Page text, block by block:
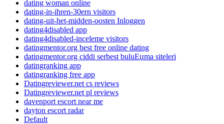
dating woman online
dating-in-ihren-30ern visitors
dating-uit-het-midden-oosten Inloggen
dating4disabled app
dating4disabled-inceleme visitors
datingmentor.org best free online dating
datingmentor.org ciddi serbest buluЕџma siteleri
datingranking app
datingranking free app
Datingreviewer.net cs reviews
Datingreviewer.net pl reviews
davenport escort near me
dayton escort radar
Default